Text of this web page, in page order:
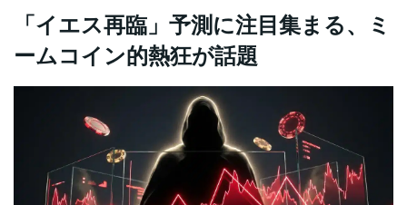
「イエス再臨」予測に注目集まる、ミ
ームコイン的熱狂が話題